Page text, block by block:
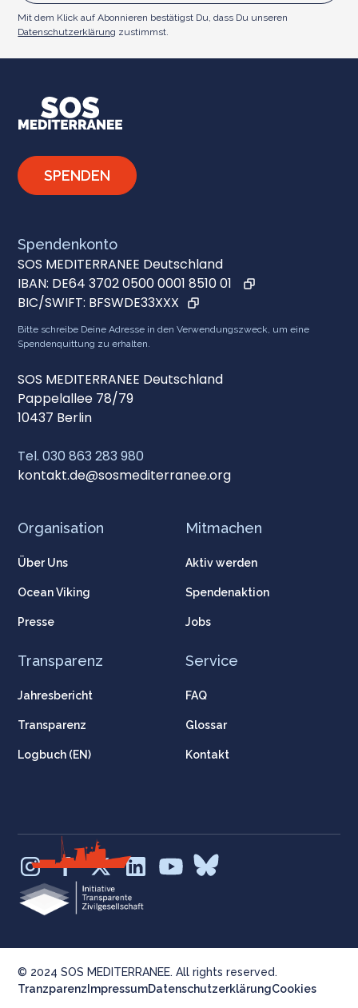
Mit dem Klick auf Abonnieren bestätigst Du, dass Du unseren
Datenschutzerklärung zustimmst.
SPENDEN
Organisation
Über Uns
Ocean Viking
Presse
Mitmachen
Aktiv werden
Spendenaktion
Jobs
Transparenz
Jahresbericht
Transparenz
Logbuch (EN)
Service
FAQ
Glossar
Kontakt
Spendenkonto
SOS MEDITERRANEE Deutschland
IBAN: DE64 3702 0500 0001 8510 01
BIC/SWIFT: BFSWDE33XXX
Bitte schreibe Deine Adresse in den Verwendungszweck, um eine
Spendenquittung zu erhalten.
SOS MEDITERRANEE Deutschland
Pappelallee 78/79
10437 Berlin
Tel. 030 863 283 980
kontakt.de@sosmediterranee.org
© 2024 SOS MEDITERRANEE. All rights reserved.
Tranzparenz ImpressumDatenschutzerklärungCookies